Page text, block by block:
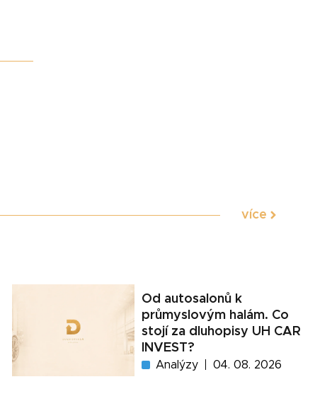
více
Od autosalonů k
průmyslovým halám. Co
stojí za dluhopisy UH CAR
INVEST?
Analýzy 04. 08. 2026